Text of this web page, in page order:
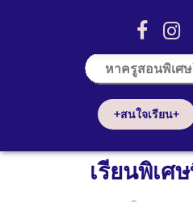
+สนใจเรียน+
เรียนพิเศ